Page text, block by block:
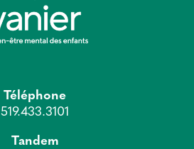
Téléphone
519.433.3101
Tandem